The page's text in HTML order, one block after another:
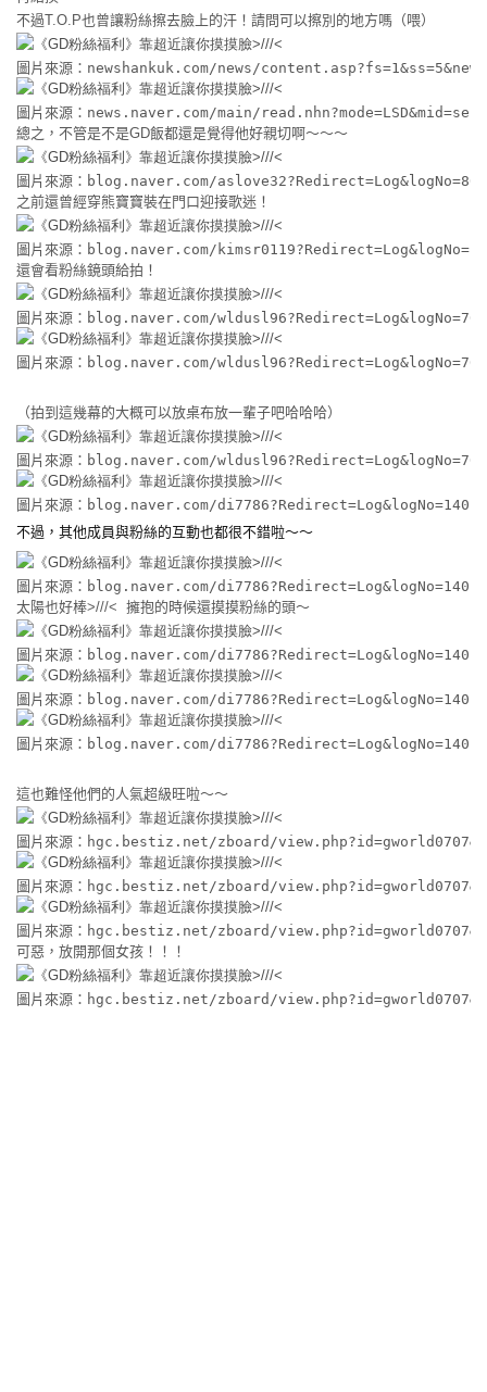
不過T.O.P也曾讓粉絲擦去臉上的汗！請問可以擦別的地方嗎（喂）
圖片來源：newshankuk.com/news/
圖片來源：news.naver.com/main/
總之，不管是不是GD飯都還是覺得他好親切啊～～～
圖片來源：blog.naver.com/
之前還曾經穿熊寶寶裝在門口迎接歌迷！
圖片來源：blog.naver.com/
還會看粉絲鏡頭給拍！
圖片來源：blog.naver.com/
圖片來源：blog.naver.com/
（拍到這幾幕的大概可以放桌布放一輩子吧哈哈哈）
圖片來源：blog.naver.com/
圖片來源：blog.naver.com/
不過，其他成員與粉絲的互動也都很不錯啦～～
圖片來源：blog.naver.com/
太陽也好棒>///< 擁抱的時候還摸摸粉絲的頭～
圖片來源：blog.naver.com/
圖片來源：blog.naver.com/
圖片來源：blog.naver.com/
這也難怪他們的人氣超級旺啦～～
圖片來源：hgc.bestiz.net/zboard/
圖片來源：hgc.bestiz.net/zboard/
圖片來源：hgc.bestiz.net/zboard/
可惡，放開那個女孩！！！
圖片來源：hgc.bestiz.net/zboard/